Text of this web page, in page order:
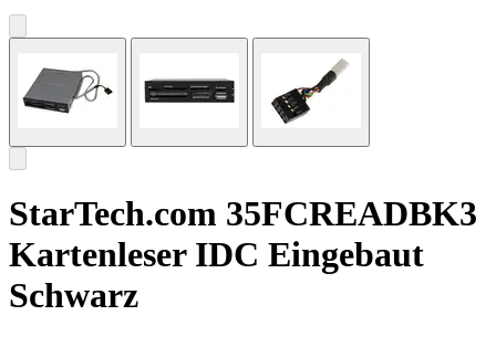
StarTech.com 35FCREADBK3
Kartenleser IDC Eingebaut
Schwarz